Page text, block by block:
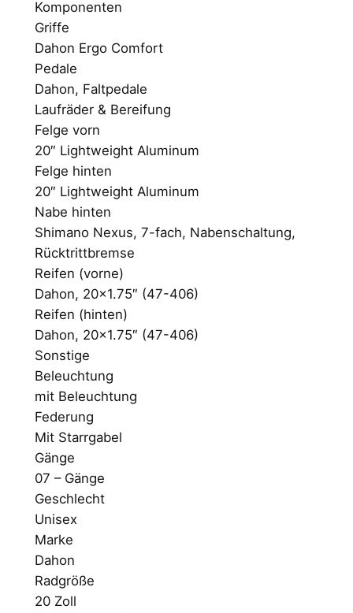
Komponenten
Griffe
Dahon Ergo Comfort
Pedale
Dahon, Faltpedale
Laufräder & Bereifung
Felge vorn
20″ Lightweight Aluminum
Felge hinten
20″ Lightweight Aluminum
Nabe hinten
Shimano Nexus, 7-fach, Nabenschaltung,
Rücktrittbremse
Reifen (vorne)
Dahon, 20×1.75″ (47-406)
Reifen (hinten)
Dahon, 20×1.75″ (47-406)
Sonstige
Beleuchtung
mit Beleuchtung
Federung
Mit Starrgabel
Gänge
07 – Gänge
Geschlecht
Unisex
Marke
Dahon
Radgröße
20 Zoll